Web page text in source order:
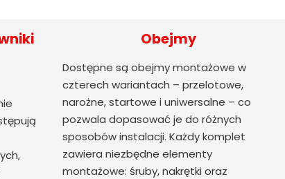
Obejmy
Dostępne są obejmy montażowe w
czterech wariantach – przelotowe,
narożne, startowe i uniwersalne – co
pozwala dopasować je do różnych
sposobów instalacji. Każdy komplet
zawiera niezbędne elementy
montażowe: śruby, nakrętki oraz